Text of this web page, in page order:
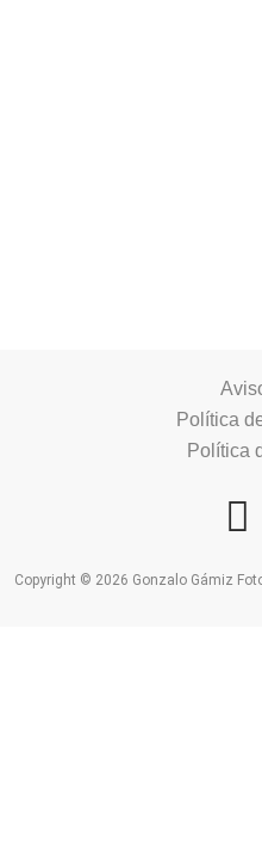
Política
Política
Copyright © 2026 Gonzalo Gámiz